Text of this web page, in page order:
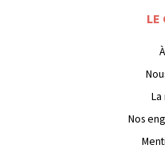
LE
Nos